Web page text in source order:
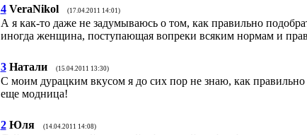
4 VeraNikol (17.04.2011 14:01)
А я как-то даже не задумываюсь о том, как правильно
иногда женщина, поступающая вопреки всяким нормам и
3 Натали (15.04.2011 13:30)
С моим дурацким вкусом я до сих пор не знаю, как
еще модница!
2 Юля (14.04.2011 14:08)